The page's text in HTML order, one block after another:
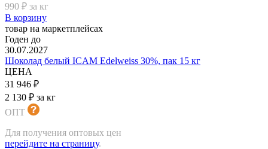
990 ₽ за кг
В корзину
товар на маркетплейсах
Годен до
30.07.2027
Шоколад белый ICAM Edelweiss 30%, пак 15 кг
ЦЕНА
31 946 ₽
2 130 ₽ за кг
ОПТ
Для получения оптовых цен
перейдите на страницу.